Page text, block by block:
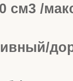
см3 /